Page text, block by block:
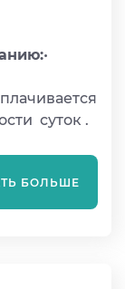
•
суток .
БОЛЬШЕ